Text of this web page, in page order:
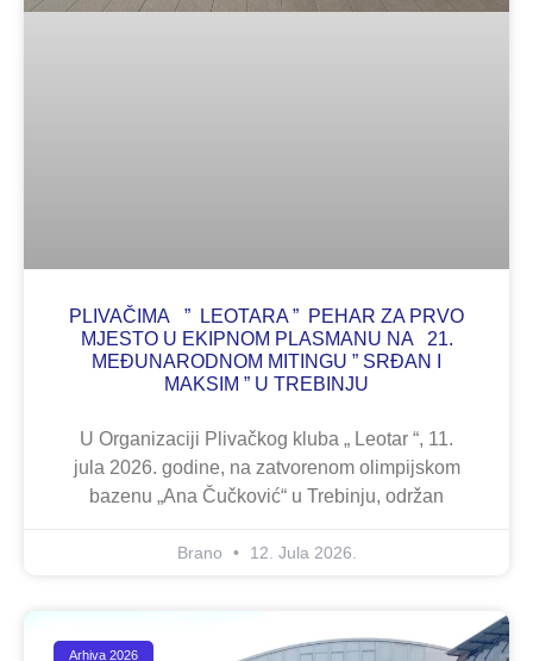
PLIVAČIMA ” LEOTARA ” PEHAR ZA PRVO
MJESTO U EKIPNOM PLASMANU NA 21.
MEĐUNARODNOM MITINGU ” SRĐAN I
MAKSIM ” U TREBINJU
U Organizaciji Plivačkog kluba „ Leotar “, 11.
jula 2026. godine, na zatvorenom olimpijskom
bazenu „Ana Čučković“ u Trebinju, održan
Brano 12. Jula 2026.
Arhiva 2026